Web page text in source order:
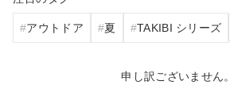
アウトドア 夏 TAKIBI シリーズ
申し訳ございません。